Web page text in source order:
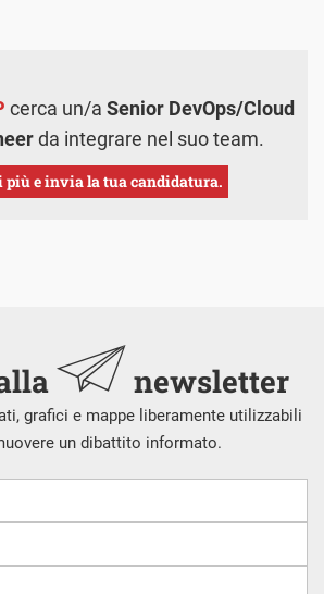
cerca un/a Senior DevOps/Cloud
da integrare nel suo team.
più e invia la tua candidatura.
newsletter
grafici e mappe liberamente utilizzabili
un dibattito informato.